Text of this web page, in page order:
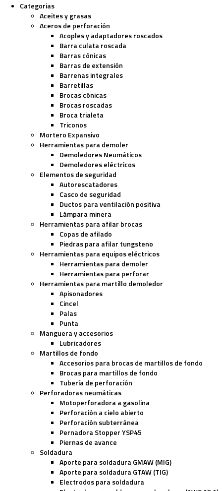
Categorias
Aceites y grasas
Aceros de perforación
Acoples y adaptadores roscados
Barra culata roscada
Barras cónicas
Barras de extensión
Barrenas integrales
Barretillas
Brocas cónicas
Brocas roscadas
Broca trialeta
Triconos
Mortero Expansivo
Herramientas para demoler
Demoledores Neumáticos
Demoledores eléctricos
Elementos de seguridad
Autorescatadores
Casco de seguridad
Ductos para ventilación positiva
Lámpara minera
Herramientas para afilar brocas
Copas de afilado
Piedras para afilar tungsteno
Herramientas para equipos eléctricos
Herramientas para demoler
Herramientas para perforar
Herramientas para martillo demoledor
Apisonadores
Cincel
Palas
Punta
Manguera y accesorios
Lubricadores
Martillos de fondo
Accesorios para brocas de martillos de fondo
Brocas para martillos de fondo
Tubería de perforación
Perforadoras neumáticas
Motoperforadora a gasolina
Perforación a cielo abierto
Perforación subterránea
Pernadora Stopper YSP45
Piernas de avance
Soldadura
Aporte para soldadura GMAW (MIG)
Aporte para soldadura GTAW (TIG)
Electrodos para soldadura